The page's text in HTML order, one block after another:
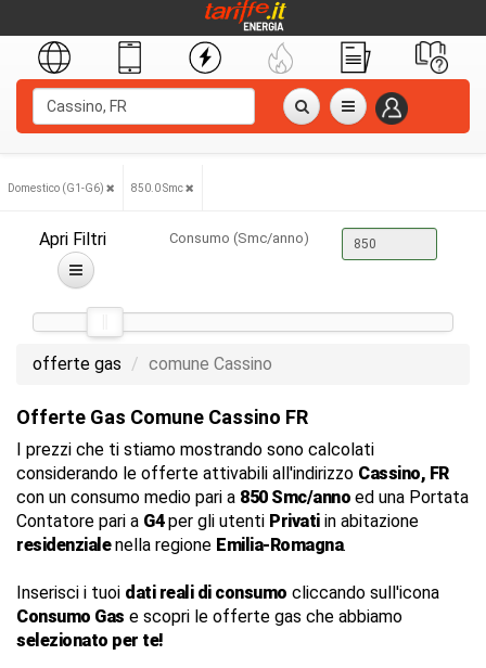
Domestico (G1-G6) 850.0 Smc
Apri Filtri Consumo (Smc/anno)
offerte gas comune Cassino
Offerte Gas Comune Cassino FR
I prezzi che ti stiamo mostrando sono calcolati
considerando le offerte attivabili all'indirizzo Cassino, FR
con un consumo medio pari a 850 Smc/anno ed una Portata
Contatore pari a G4per gli utenti Privatiin abitazione
residenzialenella regione Emilia-Romagna.
Inserisci i tuoi dati reali di consumo cliccando sull'icona
Consumo Gas e scopri le offerte gas che abbiamo
selezionato per te!